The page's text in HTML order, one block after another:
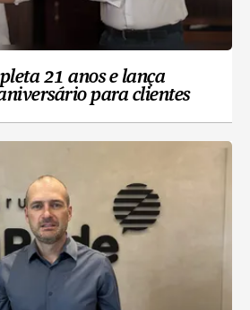
21 anos e lança
para clientes